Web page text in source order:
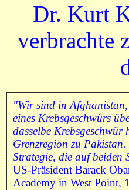
Dr. Kurt
verbrachte
"Wir sind in
eines Krebsgeschwürs
dasselbe
Grenzregion zu
Strategie, die auf beiden
US-Präsident Barack
Academy in West Point,